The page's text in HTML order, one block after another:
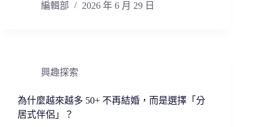
編輯部
2026 年 6 月 29 日
興趣探索
為什麼越來越多 50+ 不再結婚，而是選擇「分
居式伴侶」？